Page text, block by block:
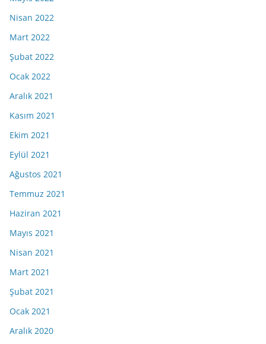
Nisan 2022
Mart 2022
Şubat 2022
Ocak 2022
Aralık 2021
Kasım 2021
Ekim 2021
Eylül 2021
Ağustos 2021
Temmuz 2021
Haziran 2021
Mayıs 2021
Nisan 2021
Mart 2021
Şubat 2021
Ocak 2021
Aralık 2020